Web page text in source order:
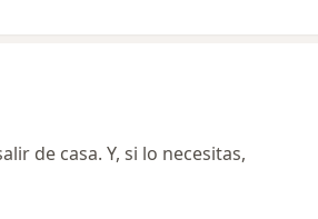
de casa. Y, si lo necesitas,